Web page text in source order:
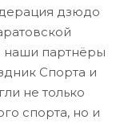
дзюдо
наши партнёры
Спорта и
не только
спорта, но и